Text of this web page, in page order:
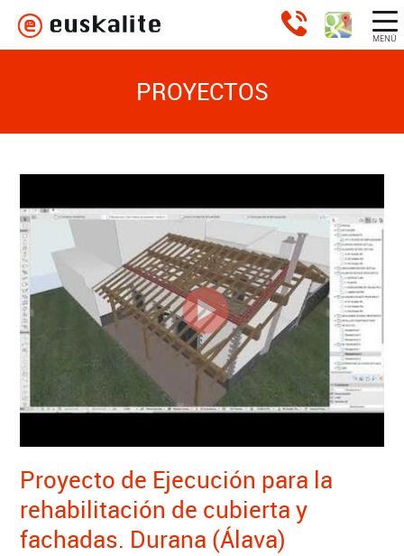
MENÚ
PROYECTOS
Proyecto de Ejecución para la
rehabilitación de cubierta y
fachadas. Durana (Álava)